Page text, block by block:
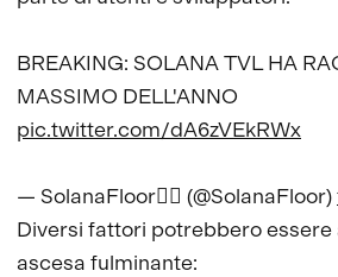
BREAKING: SOLANA TVL HA
MASSIMO DELL'ANNO
pic.twitter.com/dA6zVEkRWx
— SolanaFloor😶‍🌫️ (@SolanaFloor)
Diversi fattori potrebbero
ascesa fulminante: